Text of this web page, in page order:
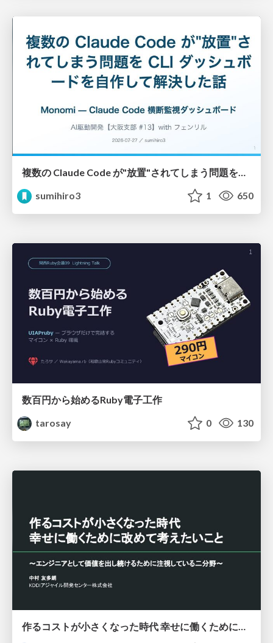
複数の Claude Code が"放置"されてしまう問題をCLI ダッシュボードを自作して解決した話
sumihiro3
1 650
数百円から始めるRuby電子工作
tarosay
0 130
作るコストが小さくなった時代 幸せに働くために改めて考えたいこと 〜エンジニアとして価値を出し続けるために注視している二分野〜